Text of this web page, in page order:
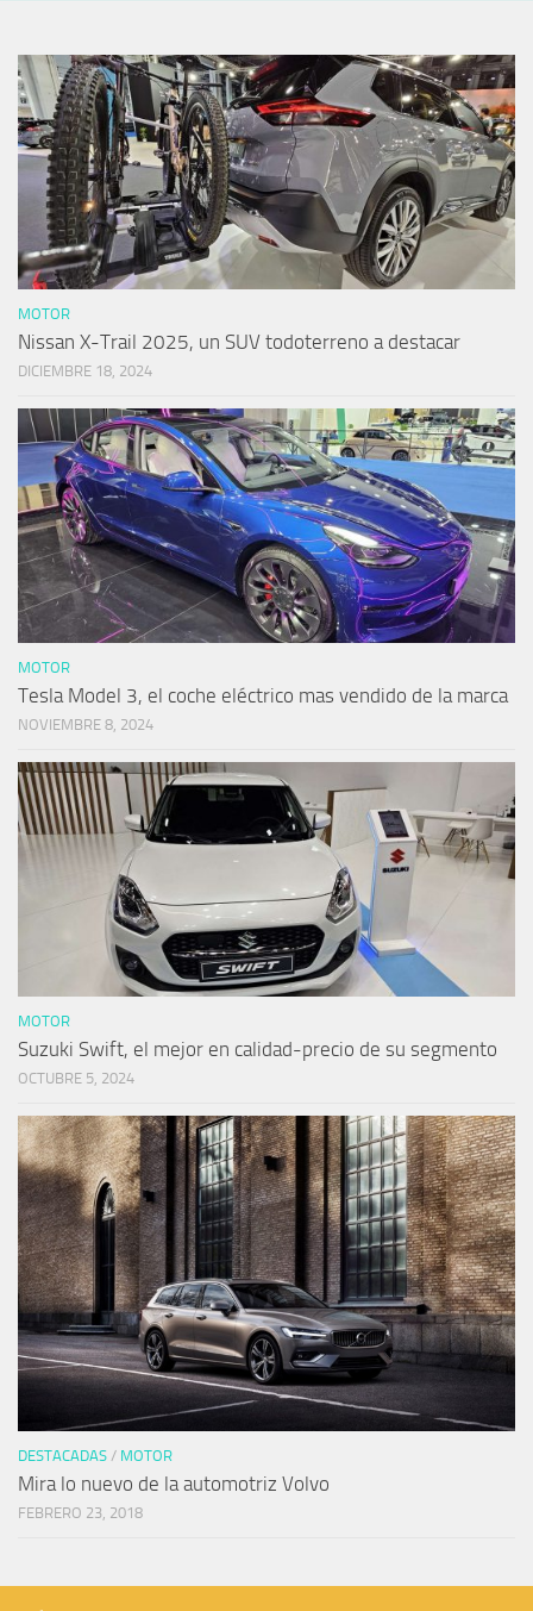
MOTOR
Nissan X-Trail 2025, un SUV todoterreno a destacar
DICIEMBRE 18, 2024
MOTOR
Tesla Model 3, el coche eléctrico mas vendido de la marca
NOVIEMBRE 8, 2024
MOTOR
Suzuki Swift, el mejor en calidad-precio de su segmento
OCTUBRE 5, 2024
DESTACADAS / MOTOR
Mira lo nuevo de la automotriz Volvo
FEBRERO 23, 2018